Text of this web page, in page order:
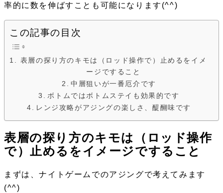
率的に数を伸ばすことも可能になります(^^)
この記事の目次
表層の探り方のキモは（ロッド操作で）止めるをイメ
ージですること
中層狙いが一番厄介です
ボトムではボトムステイも効果的です
レンジ攻略がアジングの楽しさ、醍醐味です
表層の探り方のキモは（ロッド操作
で）止めるをイメージですること
まずは、ナイトゲームでのアジングで考えてみます
(^^)